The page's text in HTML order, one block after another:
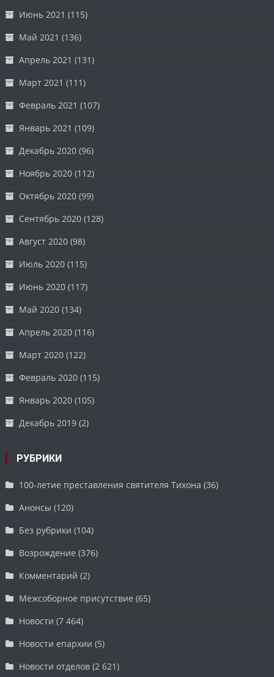
Июнь 2021 (115)
Май 2021 (136)
Апрель 2021 (131)
Март 2021 (111)
Февраль 2021 (107)
Январь 2021 (109)
Декабрь 2020 (96)
Ноябрь 2020 (112)
Октябрь 2020 (99)
Сентябрь 2020 (128)
Август 2020 (98)
Июль 2020 (115)
Июнь 2020 (117)
Май 2020 (134)
Апрель 2020 (116)
Март 2020 (122)
Февраль 2020 (115)
Январь 2020 (105)
Декабрь 2019 (2)
РУБРИКИ
100-летие преставления святителя Тихона (36)
Анонсы (120)
Без рубрики (104)
Возрождение (376)
Комментарий (2)
Межсоборное присутствие (65)
Новости (7 464)
Новости епархии (5)
Новости отделов (2 621)